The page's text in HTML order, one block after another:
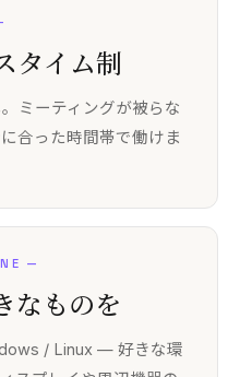
タイム制
ミーティングが被らな
合った時間帯で働けま
—
なものを
/ Linux — 好きな環